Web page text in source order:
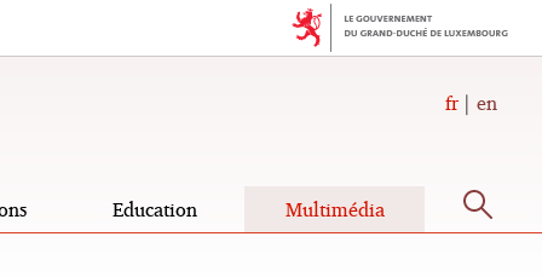
fr en
Education Multimédia